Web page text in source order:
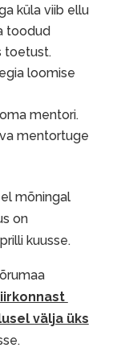
küla viib ellu
toodud
toetust.
loomise
mentori.
mentortuge
mõningal
on
kuusse.
välja üks